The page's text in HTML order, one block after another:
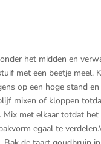
het midden en
met een beetje meel.
op een hoge stand
mixen of kloppen
Mix met elkaar totdat
egaal te